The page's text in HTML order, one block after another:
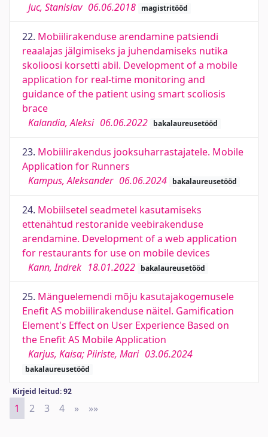
Juc, Stanislav 06.06.2018 magistritööd
22. Mobiilirakenduse arendamine patsiendi
reaalajas jälgimiseks ja juhendamiseks nutika
skolioosi korsetti abil. Development of a mobile
application for real-time monitoring and
guidance of the patient using smart scoliosis
brace
Kalandia, Aleksi 06.06.2022 bakalaureusetööd
23. Mobiilirakendus jooksuharrastajatele. Mobile
Application for Runners
Kampus, Aleksander 06.06.2024 bakalaureusetööd
24. Mobiilsetel seadmetel kasutamiseks
ettenähtud restoranide veebirakenduse
arendamine. Development of a web application
for restaurants for use on mobile devices
Kann, Indrek 18.01.2022 bakalaureusetööd
25. Mänguelemendi mõju kasutajakogemusele
Enefit AS mobiilirakenduse näitel. Gamification
Element's Effect on User Experience Based on
the Enefit AS Mobile Application
Karjus, Kaisa; Piiriste, Mari 03.06.2024
bakalaureusetööd
Kirjeid leitud: 92
1 2 3 4 » Next
»»